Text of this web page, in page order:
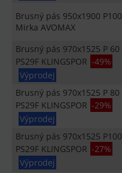
Brusný pás 950x1900 P100
Mirka AVOMAX
Brusný pás 970x1525 P 60
PS29F KLINGSPOR -49%
Výprodej
Brusný pás 970x1525 P 80
PS29F KLINGSPOR -29%
Výprodej
Brusný pás 970x1525 P100
PS29F KLINGSPOR -27%
Výprodej